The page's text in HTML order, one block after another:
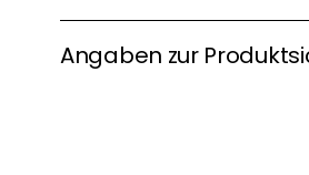
Angaben zur